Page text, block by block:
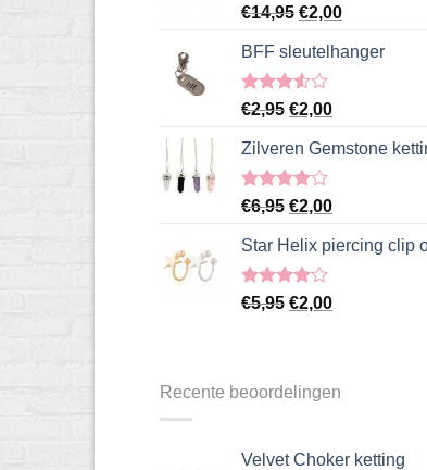
Gewaardeerd
€14,95 Oorspronkelijke
was:
€14,95.
€2,00Huidige
is:
BFF sleutelhanger
Gewaardeerd
5
€2,95 Oorspronkelijke
was:
€2,95.
€2,00Huidige
is:
Zilveren Gemstone
Gewaardeerd
5
€6,95 Oorspronkelijke
was:
€6,95.
€2,00Huidige
is:
Star Helix piercing clip
Gewaardeerd
€5,95 Oorspronkelijke
€2,00Huidige
Recente beoordelingen
Velvet Choker ketting